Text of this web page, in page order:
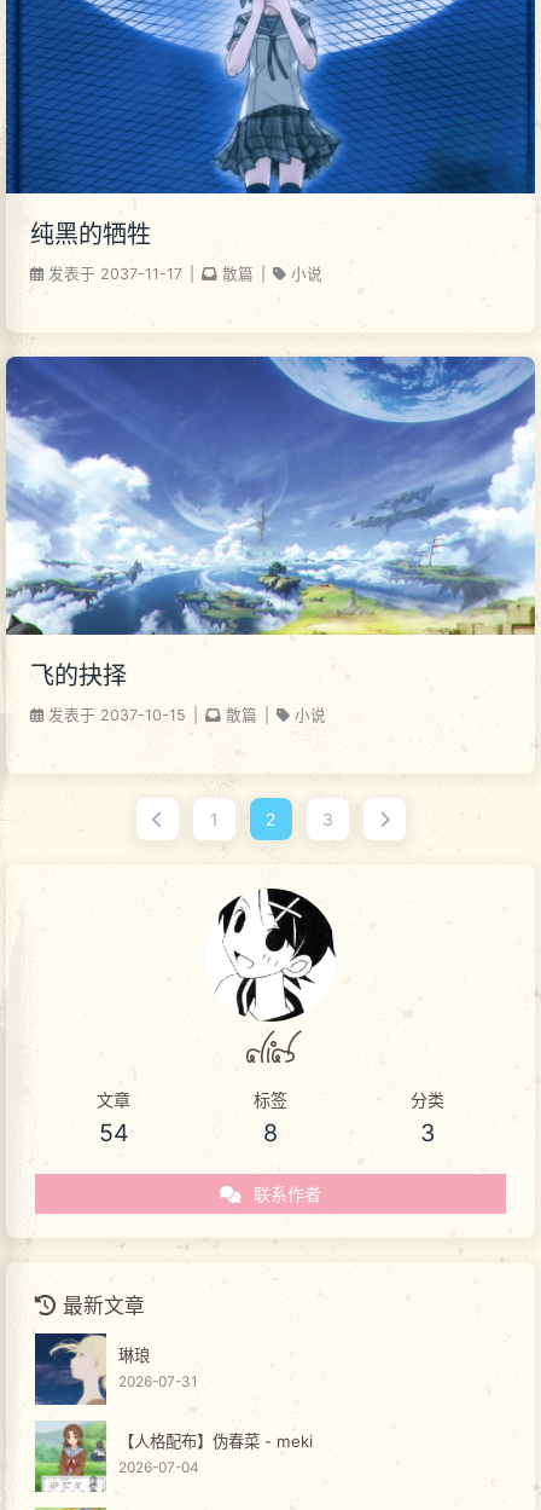
纯黑的牺牲
发表于 2037-11-17 散篇 小说
飞的抉择
发表于 2037-10-15 散篇 小说
1 2 3
akas
文章
54
标签
8
分类
3
联系作者
最新文章
琳琅
2026-07-31
【人格配布】伪春菜 - meki
2026-07-04